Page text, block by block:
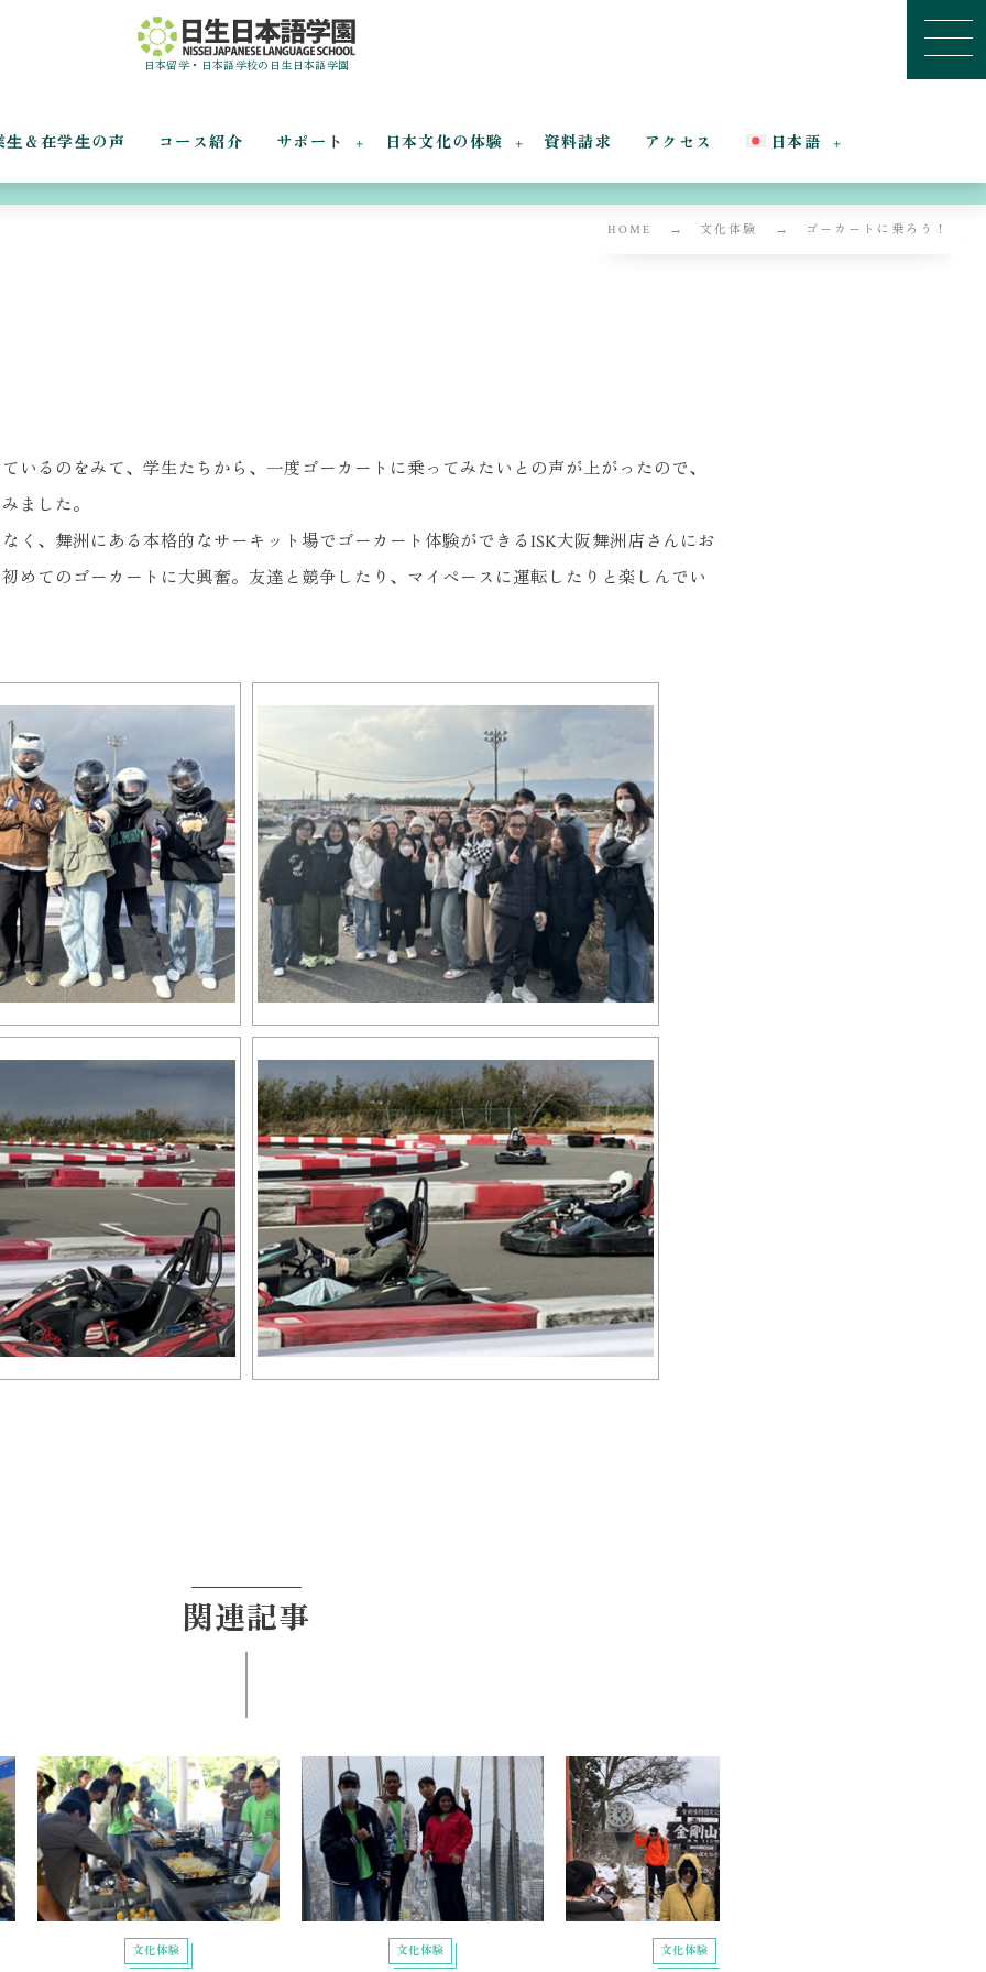
日本留学・日本語学校の日生日本語学園
⽣＆在学⽣の声 コース紹介 サポート 日本文化の体験 資料請求 アクセス 日本語
HOME 文化体験 ゴーカートに乗ろう！
るのをみて、学生たちから、一度ゴーカートに乗ってみたいとの声が上がったので、
ました。
く、舞洲にある本格的なサーキット場でゴーカート体験ができるISK大阪舞洲店さんにお
めてのゴーカートに大興奮。友達と競争したり、マイペースに運転したりと楽しんでい
関連記事
文化体験 文化体験 文化体験